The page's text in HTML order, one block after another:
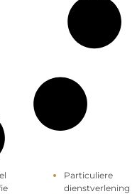
Particuliere
dienstverlening